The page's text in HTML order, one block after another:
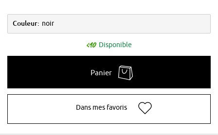
Couleur: noir
Disponible
Panier
Dans mes favoris